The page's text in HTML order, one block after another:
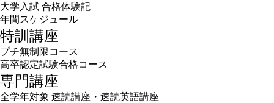
大学入試 合格体験記
年間スケジュール
特訓講座
プチ無制限コース
高卒認定試験合格コース
専門講座
全学年対象 速読講座・速読英語講座